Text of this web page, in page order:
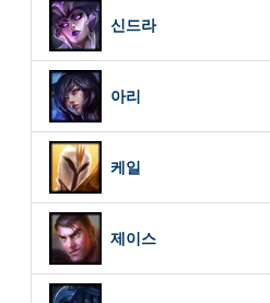
신드라
아리
케일
제이스